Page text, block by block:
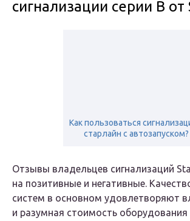
сигнализации серии В
Как пользоваться
старлайн с автозапуском?
Отзывы владельцев сигнализаций
на позитивные и негативные.
систем в основном удовлетворяют
и разумная стоимость оборудования